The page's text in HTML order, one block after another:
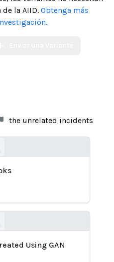
la AIID. Obtenga más
the unrelated incidents
Using GAN